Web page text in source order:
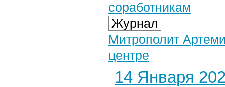
соработникам
Журнал
Митрополит
центре
14 Января